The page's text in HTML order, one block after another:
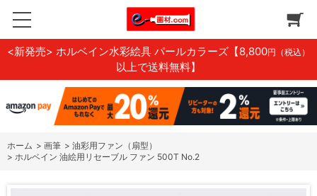
<新発売> ホルベイン水彩絵具 パールカラーズ 【8,800円（税込）
以上で送料無料】
ホーム > 画筆 > 油彩用ファン（扇型）
> ホルベイン 油絵用リセーブル ファン 500T No.2